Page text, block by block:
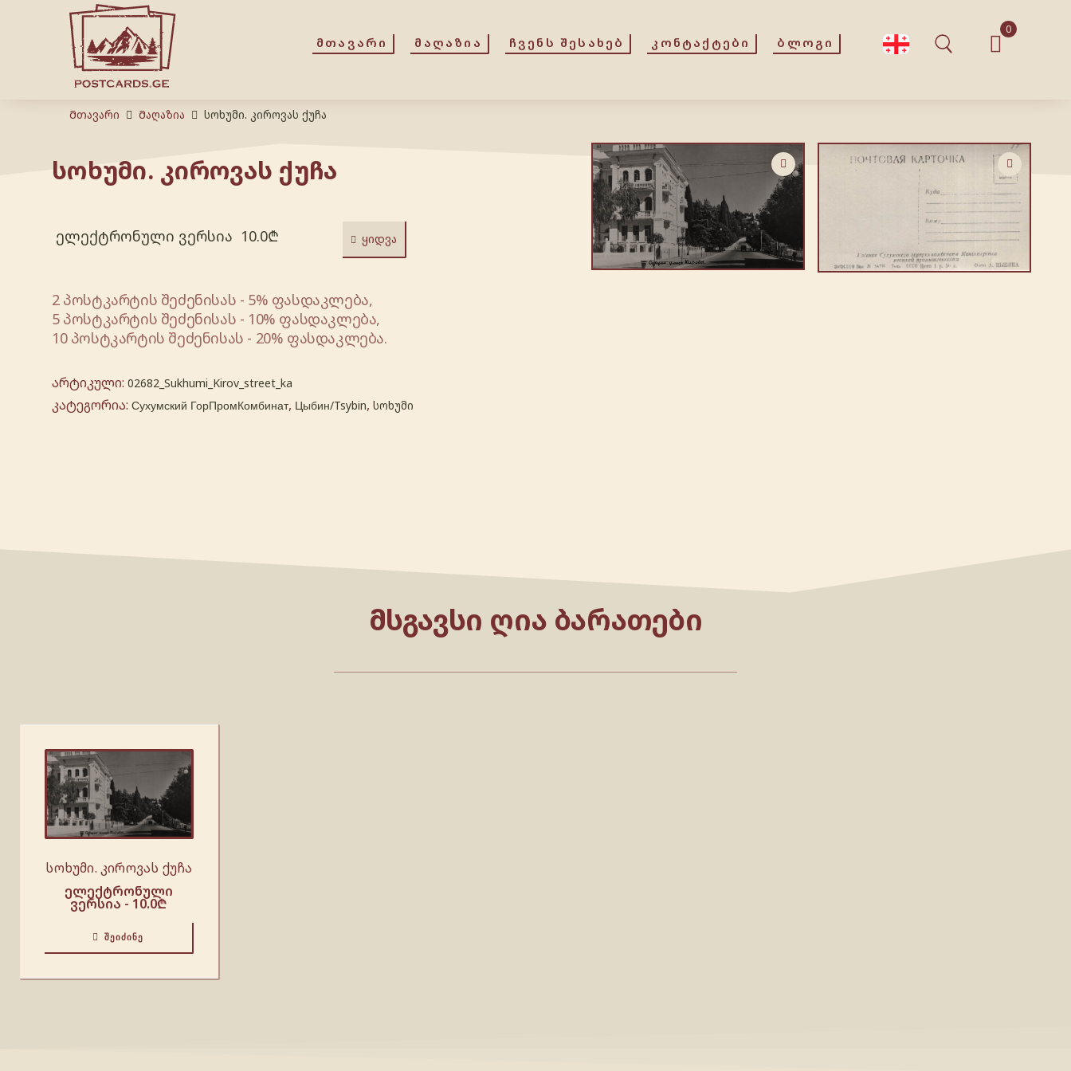
ᲛᲗᲐᲕᲐᲠᲘ ᲛᲐᲦᲐᲖᲘᲐ ᲩᲕᲔᲜᲡ ᲨᲔᲡᲐᲮᲔᲑ ᲙᲝᲜᲢᲐᲥᲢᲔᲑᲘ ᲑᲚᲝᲒᲘ
0
Მთავარი Მაღაზია სოხუმი. კიროვას ქუჩა
სოხუმი. კიროვას ქუჩა
ელექტრონული ვერსია 10.0₾ ᲧᲘᲓᲕᲐ
2 პოსტკარტის შეძენისას - 5% ფასდაკლება,
5 პოსტკარტის შეძენისას - 10% ფასდაკლება,
10 პოსტკარტის შეძენისას - 20% ფასდაკლება.
არტიკული: 02682_Sukhumi_Kirov_street_ka
კატეგორია: Сухумский ГорПромКомбинат, Цыбин/Tsybin, სოხუმი
ᲛᲡᲒᲐᲕᲡᲘ ᲦᲘᲐ ᲑᲐᲠᲐᲗᲔᲑᲘ
სოხუმი. კიროვას ქუჩა
ელექტრონული
ვერსია - 10.0₾
ᲨᲔᲘᲫᲘᲜᲔ